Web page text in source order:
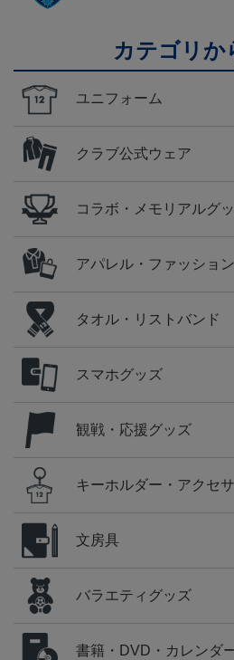
カテゴリか
ユニフォーム
クラブ公式ウェア
コラボ・メモリアルグ
アパレル・ファッショ
タオル・リストバンド
スマホグッズ
観戦・応援グッズ
キーホルダー・アクセ
文房具
バラエティグッズ
書籍・DVD・カレンダ